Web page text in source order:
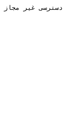
دسترسی غیر مجاز